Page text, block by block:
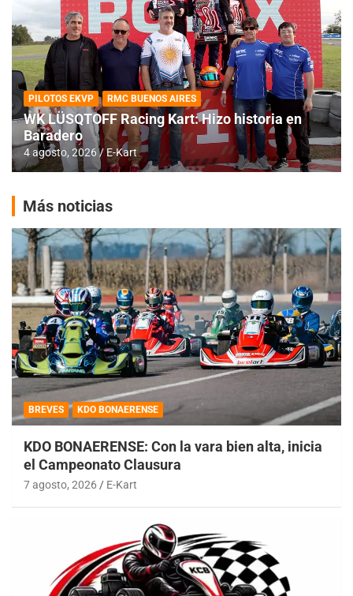
PILOTOS EKVP RMC BUENOS AIRES
WK LÜSQTOFF Racing Kart: Hizo historia en
Baradero
4 agosto, 2026 E-Kart
Más noticias
BREVES KDO BONAERENSE
KDO BONAERENSE: Con la vara bien alta, inicia
el Campeonato Clausura
7 agosto, 2026 E-Kart